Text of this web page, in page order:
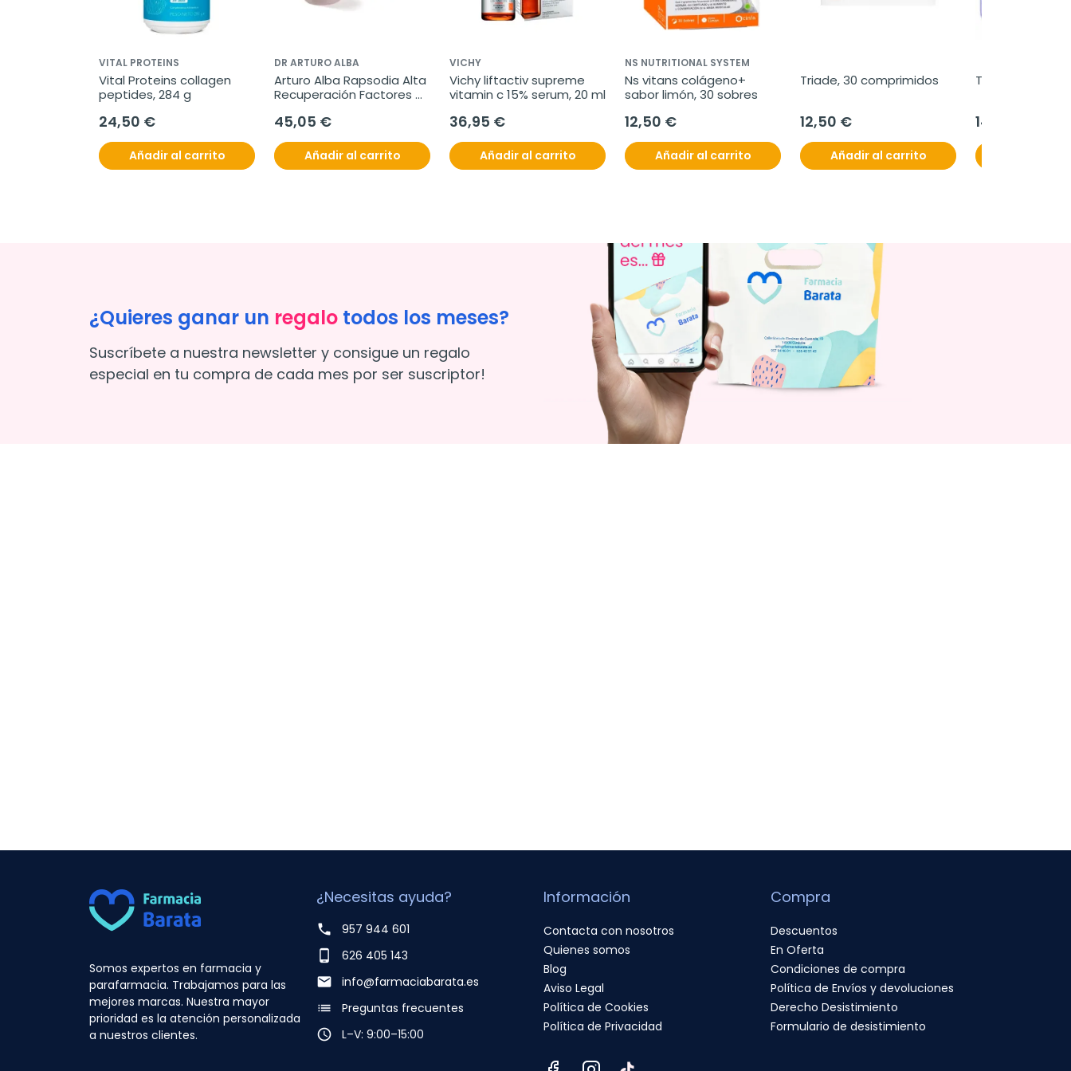
VITAL PROTEINS
Vital Proteins collagen
peptides, 284 g
24,50 €
Añadir al carrito
DR ARTURO ALBA
Arturo Alba Rapsodia Alta
Recuperación Factores
45,05 €
Añadir al carrito
VICHY
Vichy liftactiv supreme
vitamin c 15% serum, 20 ml
36,95 €
Añadir al carrito
NS NUTRITIONAL SYSTEM
Ns vitans colágeno+
sabor limón, 30 sobres
12,50 €
Añadir al carrito
Triade, 30 comprimidos
12,50 €
Añadir al carrito
Triade H, 20
14,95 €
¿Quieres ganar un regalo todos los meses?
Suscríbete a nuestra newsletter y consigue un regalo
especial en tu compra de cada mes por ser suscriptor!
Somos expertos en farmacia y
parafarmacia. Trabajamos para las
mejores marcas. Nuestra mayor
prioridad es la atención personalizada
a nuestros clientes.
¿Necesitas ayuda?
phone
957 944 601
phone_android
626 405 143
email
info@farmaciabarata.es
list
Preguntas frecuentes
access_time
L–V: 9:00–15:00
Información
Contacta con nosotros
Quienes somos
Blog
Aviso Legal
Política de Cookies
Política de Privacidad
Compra
Descuentos
En Oferta
Condiciones de compra
Política de Envíos y devoluciones
Derecho Desistimiento
Formulario de desistimiento